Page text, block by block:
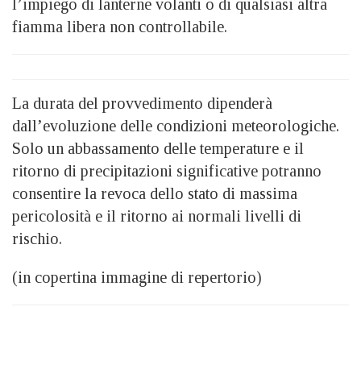
l’impiego di lanterne volanti o di qualsiasi altra
fiamma libera non controllabile.
La durata del provvedimento dipenderà
dall’evoluzione delle condizioni meteorologiche.
Solo un abbassamento delle temperature e il
ritorno di precipitazioni significative potranno
consentire la revoca dello stato di massima
pericolosità e il ritorno ai normali livelli di
rischio.
(in copertina immagine di repertorio)